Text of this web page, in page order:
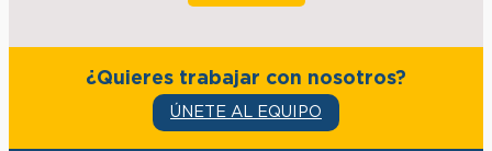
¿Quieres trabajar con nosotros?
ÚNETE AL EQUIPO